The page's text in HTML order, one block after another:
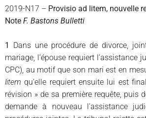
2019-N17 – Provisio ad litem, nouvelle
Note F. Bastons Bulletti
1
Dans une procédure de divorce,
mariage, l’épouse requiert l’assistance
CPC), au motif que son mari est en
litem qu’elle requiert ensuite lui est
révision » de sa première requête, puis
demande à nouveau l’assistance